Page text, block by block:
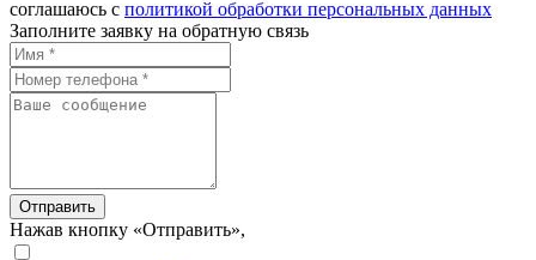
соглашаюсь с политикой обработки персональных данных
Заполните заявку на обратную связь
Отправить
Нажав кнопку «Отправить»,